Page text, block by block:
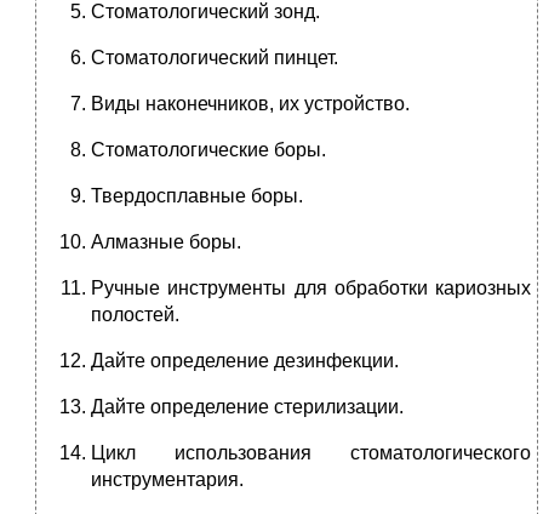
Стоматологический зонд.
Стоматологический пинцет.
Виды наконечников, их устройство.
Стоматологические боры.
Твердосплавные боры.
Алмазные боры.
Ручные инструменты для обработки кариозных
полостей.
Дайте определение дезинфекции.
Дайте определение стерилизации.
Цикл использования стоматологического
инструментария.